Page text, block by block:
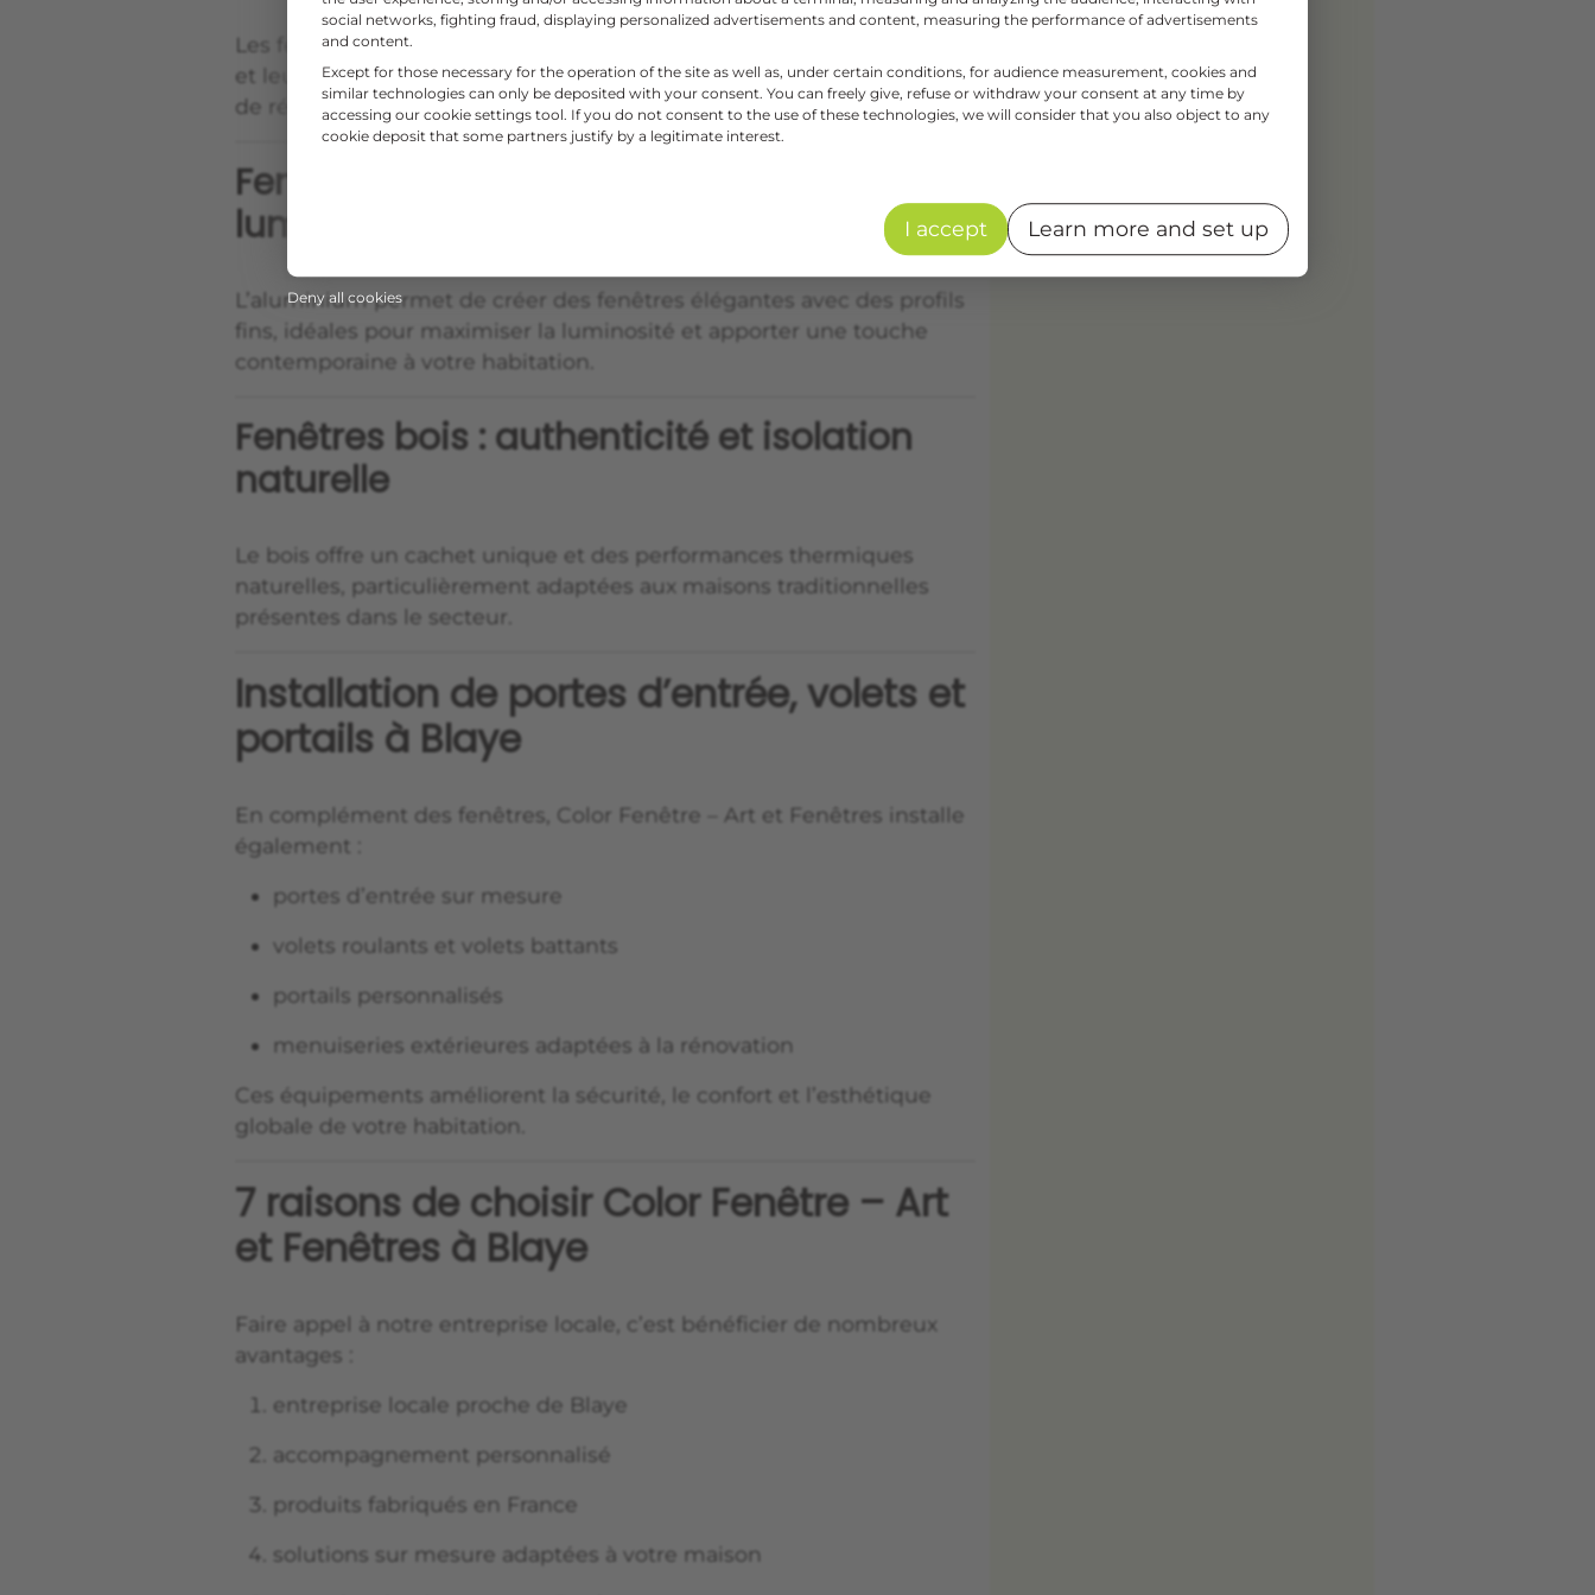
Les fenêtres PVC sont très appréciées pour leur isolation thermique
et leur facilité d’entretien. Elles conviennent parfaitement aux projets
de rénovation.
Fenêtres aluminium : design moderne et
luminosité maximale
L’aluminium permet de créer des fenêtres élégantes avec des profils
fins, idéales pour maximiser la luminosité et apporter une touche
contemporaine à votre habitation.
Fenêtres bois : authenticité et isolation
naturelle
Le bois offre un cachet unique et des performances thermiques
naturelles, particulièrement adaptées aux maisons traditionnelles
présentes dans le secteur.
Installation de portes d’entrée, volets et
portails à Blaye
En complément des fenêtres, Color Fenêtre – Art et Fenêtres installe
également :
portes d’entrée sur mesure
volets roulants et volets battants
portails personnalisés
menuiseries extérieures adaptées à la rénovation
Ces équipements améliorent la sécurité, le confort et l’esthétique
globale de votre habitation.
7 raisons de choisir Color Fenêtre – Art
et Fenêtres à Blaye
Faire appel à notre entreprise locale, c’est bénéficier de nombreux
avantages :
entreprise locale proche de Blaye
accompagnement personnalisé
produits fabriqués en France
solutions sur mesure adaptées à votre maison
Deny all cookies
social networks, fighting fraud, displaying personalized advertisements and content, measuring the performance of advertisements
and content.
Except for those necessary for the operation of the site as well as, under certain conditions, for audience measurement, cookies and
similar technologies can only be deposited with your consent. You can freely give, refuse or withdraw your consent at any time by
accessing our cookie settings tool. If you do not consent to the use of these technologies, we will consider that you also object to any
cookie deposit that some partners justify by a legitimate interest.
I accept Learn more and set up